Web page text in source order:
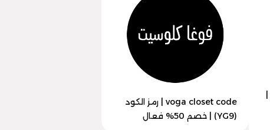
voga closet code | رمز الكود
(YG9) | خصم 50% فعال